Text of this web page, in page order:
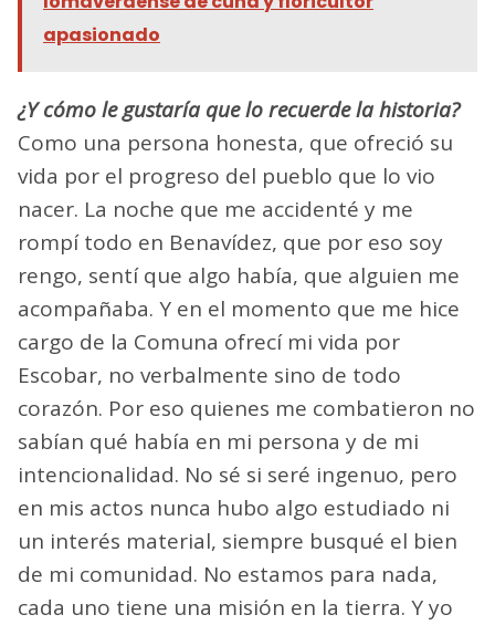
apasionado
¿Y cómo le gustaría que lo recuerde la historia?
Como una persona honesta, que ofreció su
vida por el progreso del pueblo que lo vio
nacer. La noche que me accidenté y me
rompí todo en Benavídez, que por eso soy
rengo, sentí que algo había, que alguien me
acompañaba. Y en el momento que me hice
cargo de la Comuna ofrecí mi vida por
Escobar, no verbalmente sino de todo
corazón. Por eso quienes me combatieron no
sabían qué había en mi persona y de mi
intencionalidad. No sé si seré ingenuo, pero
en mis actos nunca hubo algo estudiado ni
un interés material, siempre busqué el bien
de mi comunidad. No estamos para nada,
cada uno tiene una misión en la tierra. Y yo